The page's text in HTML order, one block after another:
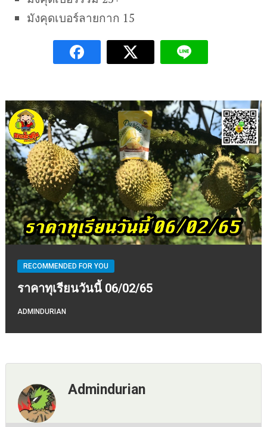
มังคุดเบอร์ลายกาก 15
RECOMMENDED FOR YOU
ราคาทุเรียนวันนี้ 06/02/65
ADMINDURIAN
Admindurian